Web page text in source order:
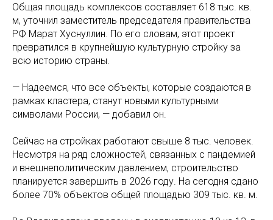
Общая площадь комплексов составляет 618 тыс. кв.
м, уточнил заместитель председателя правительства
РФ Марат Хуснуллин. По его словам, этот проект
превратился в крупнейшую культурную стройку за
всю историю страны.
— Надеемся, что все объекты, которые создаются в
рамках кластера, станут новыми культурными
символами России, — добавил он.
Сейчас на стройках работают свыше 8 тыс. человек.
Несмотря на ряд сложностей, связанных с пандемией
и внешнеполитическим давлением, строительство
планируется завершить в 2026 году. На сегодня сдано
более 70% объектов общей площадью 309 тыс. кв. м.